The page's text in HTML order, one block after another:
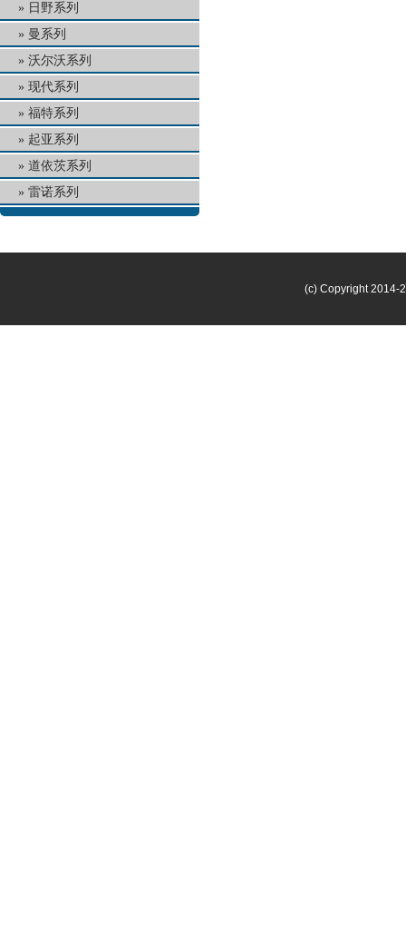
日野系列
曼系列
沃尔沃系列
现代系列
福特系列
起亚系列
道依茨系列
雷诺系列
(c) Copyright 2014-